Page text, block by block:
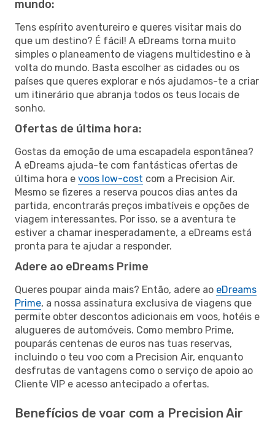
mundo:
Tens espírito aventureiro e queres visitar mais do
que um destino? É fácil! A eDreams torna muito
simples o planeamento de viagens multidestino e à
volta do mundo. Basta escolher as cidades ou os
países que queres explorar e nós ajudamos-te a criar
um itinerário que abranja todos os teus locais de
sonho.
Ofertas de última hora:
Gostas da emoção de uma escapadela espontânea?
A eDreams ajuda-te com fantásticas ofertas de
última hora e voos low-cost com a Precision Air.
Mesmo se fizeres a reserva poucos dias antes da
partida, encontrarás preços imbatíveis e opções de
viagem interessantes. Por isso, se a aventura te
estiver a chamar inesperadamente, a eDreams está
pronta para te ajudar a responder.
Adere ao eDreams Prime
Queres poupar ainda mais? Então, adere ao eDreams
Prime, a nossa assinatura exclusiva de viagens que
permite obter descontos adicionais em voos, hotéis e
alugueres de automóveis. Como membro Prime,
pouparás centenas de euros nas tuas reservas,
incluindo o teu voo com a Precision Air, enquanto
desfrutas de vantagens como o serviço de apoio ao
Cliente VIP e acesso antecipado a ofertas.
Benefícios de voar com a Precision Air